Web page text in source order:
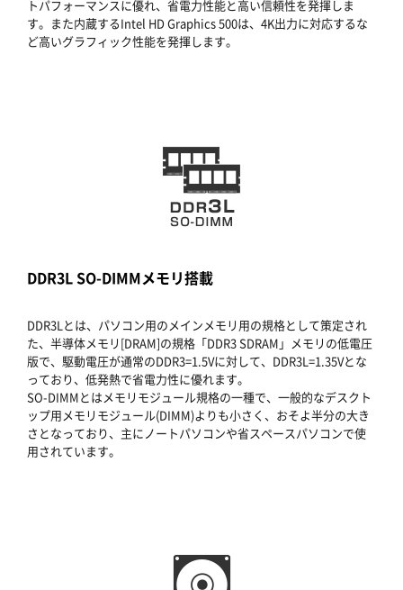
トパフォーマンスに優れ、省電力性能と高い信頼性を発揮しま
す。また内蔵するIntel HD Graphics 500は、4K出力に対応するな
ど高いグラフィック性能を発揮します。
DDR3L SO-DIMMメモリ搭載
DDR3Lとは、パソコン用のメインメモリ用の規格として策定され
た、半導体メモリ[DRAM]の規格「DDR3 SDRAM」メモリの低電圧
版で、駆動電圧が通常のDDR3=1.5Vに対して、DDR3L=1.35Vとな
っており、低発熱で省電力性に優れます。
SO-DIMMとはメモリモジュール規格の一種で、一般的なデスクト
ップ用メモリモジュール(DIMM)よりも小さく、おそよ半分の大き
さとなっており、主にノートパソコンや省スペースパソコンで使
用されています。